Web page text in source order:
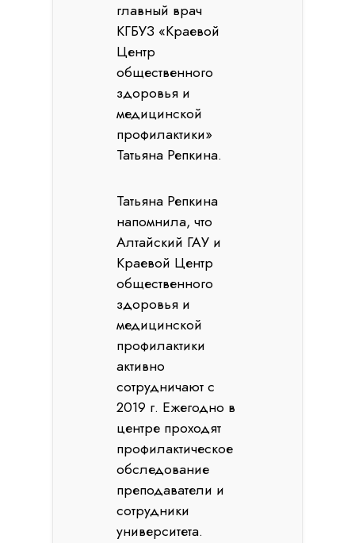
главный врач
КГБУЗ «Краевой
Центр
общественного
здоровья и
медицинской
профилактики»
Татьяна Репкина.
Татьяна Репкина
напомнила, что
Алтайский ГАУ и
Краевой Центр
общественного
здоровья и
медицинской
профилактики
активно
сотрудничают с
2019 г. Ежегодно в
центре проходят
профилактическое
обследование
преподаватели и
сотрудники
университета.